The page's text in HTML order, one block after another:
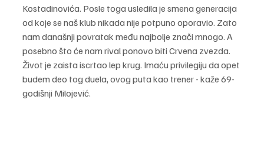
Kostadinovića. Posle toga usledila je smena generacija
od koje se naš klub nikada nije potpuno oporavio. Zato
nam današnji povratak među najbolje znači mnogo. A
posebno što će nam rival ponovo biti Crvena zvezda.
Život je zaista iscrtao lep krug. Imaću privilegiju da opet
budem deo tog duela, ovog puta kao trener - kaže 69-
godišnji Milojević.